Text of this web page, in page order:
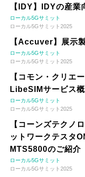
【IDY】IDYの産
ローカル5Gサミット
ローカル5Gサミット2025
【Accuver】展示
ローカル5Gサミット
ローカル5Gサミット2025
【コモン・クリエ
LibeSIMサービス
ローカル5Gサミット
ローカル5Gサミット2025
【コーンズテク
ットワークテスタ
MTS5800のご紹介
ローカル5Gサミット
ローカル5Gサミット2025